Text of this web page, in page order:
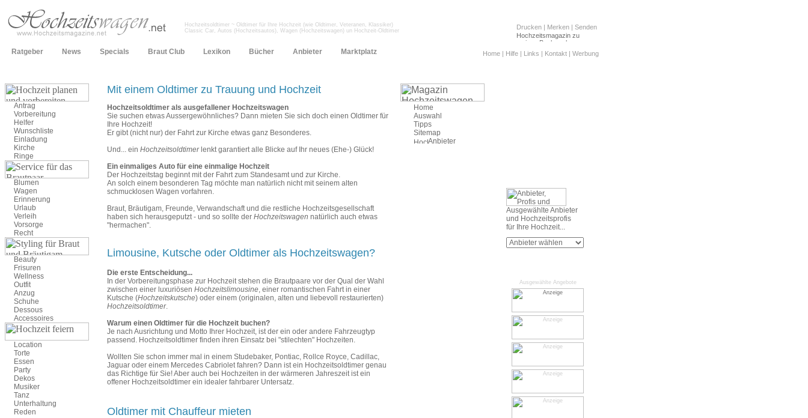
Hochzeitsoldtimer ~ Oldtimer für Ihre Hochzeit (wie Oldtimer, Veteranen, Klassiker)
Classic Car, Autos (Hochzeitsautos), Wagen (Hochzeitswagen) un Hochzeit-Oldtimer
Drucken | Merken | Senden
Ratgeber News Specials Braut Club Lexikon Bücher Anbieter Marktplatz Home | Hilfe | Links | Kontakt | Werbung
Antrag
Vorbereitung
Helfer
Wunschliste
Einladung
Kirche
Ringe
Blumen
Wagen
Erinnerung
Urlaub
Verleih
Vorsorge
Recht
Beauty
Frisuren
Wellness
Outfit
Anzug
Schuhe
Dessous
Accessoires
Location
Torte
Essen
Party
Dekos
Musiker
Tanz
Unterhaltung
Reden
Mit einem Oldtimer zu Trauung und Hochzeit
Hochzeitsoldtimer als ausgefallener Hochzeitswagen
Sie suchen etwas Aussergewöhnliches? Dann mieten Sie sich doch einen Oldtimer für
Ihre Hochzeit!
Er gibt (nicht nur) der Fahrt zur Kirche etwas ganz Besonderes.
Und... ein Hochzeitsoldtimerlenkt garantiert alle Blicke auf Ihr neues (Ehe-) Glück!
Ein einmaliges Auto für eine einmalige Hochzeit
Der Hochzeitstag beginnt mit der Fahrt zum Standesamt und zur Kirche.
An solch einem besonderen Tag möchte man natürlich nicht mit seinem alten
schmucklosen Wagen vorfahren.
Braut, Bräutigam, Freunde, Verwandschaft und die restliche Hochzeitsgesellschaft
haben sich herausgeputzt - und so sollte der Hochzeitswagen natürlich auch etwas
"hermachen".
Limousine, Kutsche oder Oldtimer als Hochzeitswagen?
Die erste Entscheidung...
In der Vorbereitungsphase zur Hochzeit stehen die Brautpaare vor der Qual der Wahl
zwischen einer luxuriösen Hochzeitslimousine, einer romantischen Fahrt in einer
Kutsche (Hochzeitskutsche) oder einem (originalen, alten und liebevoll restaurierten)
Hochzeitsoldtimer.
Warum einen Oldtimer für die Hochzeit buchen?
Je nach Ausrichtung und Motto Ihrer Hochzeit, ist der ein oder andere Fahrzeugtyp
passend. Hochzeitsoldtimer finden ihren Einsatz bei "stilechten" Hochzeiten.
Wollten Sie schon immer mal in einem Studebaker, Pontiac, Rollce Royce, Cadillac,
Jaguar oder einem Mercedes Cabriolet fahren? Dann ist ein Hochzeitsoldtimer genau
das Richtige für Sie! Aber auch bei Hochzeiten in der wärmeren Jahreszeit ist ein
offener Hochzeitsoldtimer ein idealer fahrbarer Untersatz.
Oldtimer mit Chauffeur mieten
Home
Auswahl
Tipps
Sitemap
Anbieter
Ausgewählte Anbieter
und Hochzeitsprofis
für Ihre Hochzeit...
Ausgewählte Angebote